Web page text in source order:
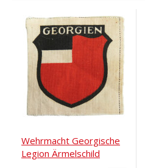
Wehrmacht Georgische
Legion Ärmelschild